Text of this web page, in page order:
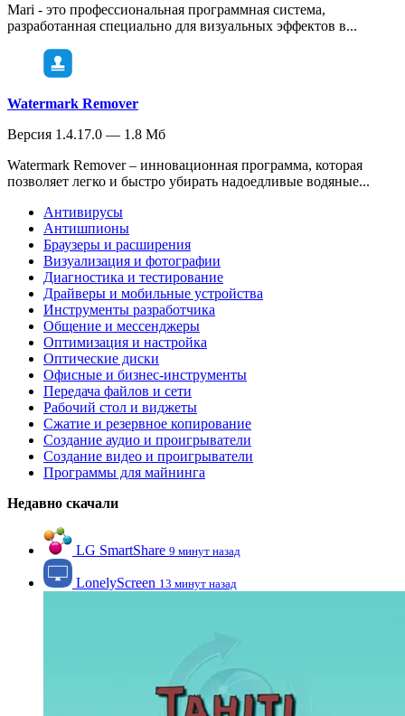
Mari - это профессиональная программная система,
разработанная специально для визуальных эффектов в...
Watermark Remover
Версия 1.4.17.0 — 1.8 Мб
Watermark Remover – инновационная программа, которая
позволяет легко и быстро убирать надоедливые водяные...
Антивирусы
Антишпионы
Браузеры и расширения
Визуализация и фотографии
Диагностика и тестирование
Драйверы и мобильные устройства
Инструменты разработчика
Общение и мессенджеры
Оптимизация и настройка
Оптические диски
Офисные и бизнес-инструменты
Передача файлов и сети
Рабочий стол и виджеты
Сжатие и резервное копирование
Создание аудио и проигрыватели
Создание видео и проигрыватели
Программы для майнинга
Недавно скачали
LG SmartShare 9 минут назад
LonelyScreen 13 минут назад